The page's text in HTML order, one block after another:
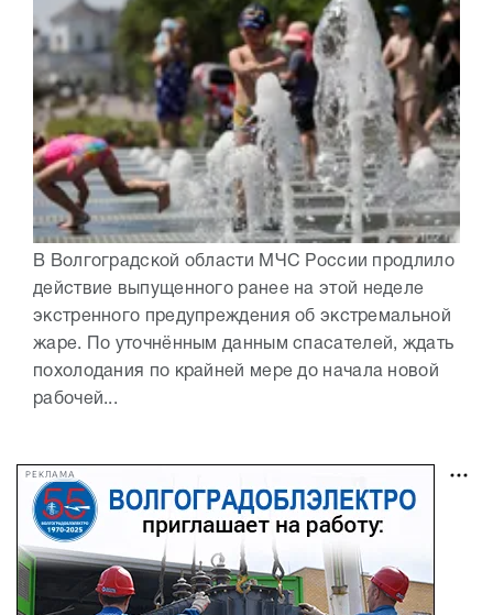
В Волгоградской области МЧС России продлило
действие выпущенного ранее на этой неделе
экстренного предупреждения об экстремальной
жаре. По уточнённым данным спасателей, ждать
похолодания по крайней мере до начала новой
рабочей...
РЕКЛАМА